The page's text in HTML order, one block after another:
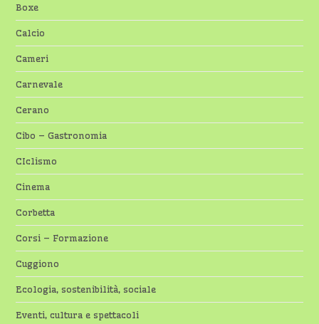
Boxe
Calcio
Cameri
Carnevale
Cerano
Cibo – Gastronomia
CIclismo
Cinema
Corbetta
Corsi – Formazione
Cuggiono
Ecologia, sostenibilità, sociale
Eventi, cultura e spettacoli